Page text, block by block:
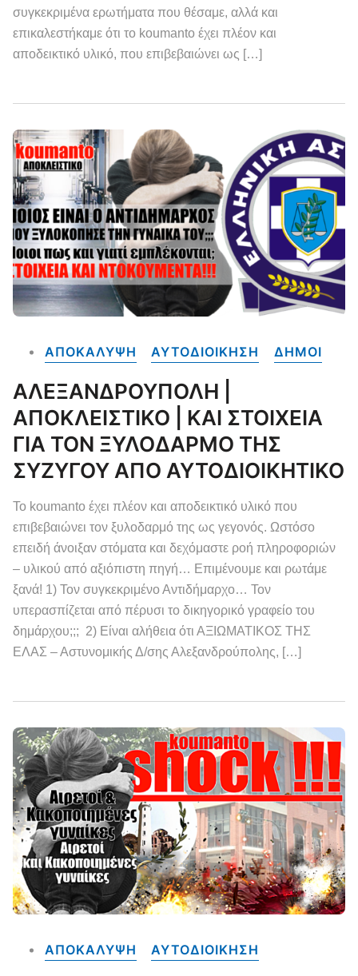
συγκεκριμένα ερωτήματα που θέσαμε, αλλά και
επικαλεστήκαμε ότι το koumanto έχει πλέον και
αποδεικτικό υλικό, που επιβεβαιώνει ως […]
ΑΠΟΚΑΛΥΨΗ ΑΥΤΟΔΙΟΙΚΗΣΗ ΔΗΜΟΙ
ΑΛΕΞΑΝΔΡΟΥΠΟΛΗ |
ΑΠΟΚΛΕΙΣΤΙΚΟ | ΚΑΙ ΣΤΟΙΧΕΙΑ
ΓΙΑ ΤΟΝ ΞΥΛΟΔΑΡΜΟ ΤΗΣ
ΣΥΖΥΓΟΥ ΑΠΟ ΑΥΤΟΔΙΟΙΚΗΤΙΚΟ
Το koumanto έχει πλέον και αποδεικτικό υλικό που
επιβεβαιώνει τον ξυλοδαρμό της ως γεγονός. Ωστόσο
επειδή άνοιξαν στόματα και δεχόμαστε ροή πληροφοριών
– υλικού από αξιόπιστη πηγή… Επιμένουμε και ρωτάμε
ξανά! 1) Τον συγκεκριμένο Αντιδήμαρχο… Τον
υπερασπίζεται από πέρυσι το δικηγορικό γραφείο του
δημάρχου;;; 2) Είναι αλήθεια ότι ΑΞΙΩΜΑΤΙΚΟΣ ΤΗΣ
ΕΛΑΣ – Αστυνομικής Δ/σης Αλεξανδρούπολης, […]
ΑΠΟΚΑΛΥΨΗ ΑΥΤΟΔΙΟΙΚΗΣΗ